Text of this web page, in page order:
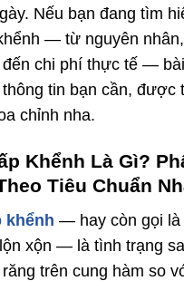
Nếu bạn đang tìm
— từ nguyên
chi phí thực tế —
tin bạn cần, được
chỉnh nha.
Khểnh Là Gì?
Tiêu Chuẩn
khểnh — hay còn gọi là
xộn — là tình trạng
trên cung hàm so